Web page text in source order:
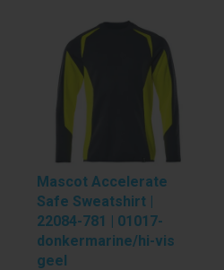
Mascot Accelerate
Safe Sweatshirt |
22084-781 | 01017-
donkermarine/hi-vis
geel